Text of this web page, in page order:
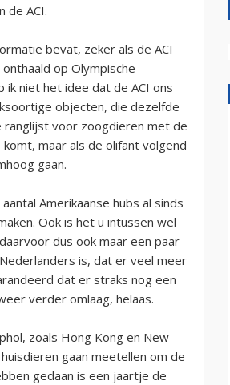
de ACI.
bevat, zeker als de ACI
op Olympische
ik niet het idee dat de ACI ons
objecten, die dezelfde
voor zoogdieren met de
maar als de olifant volgend
gaan.
Amerikaanse hubs al sinds
Ook is het u intussen wel
dus ook maar een paar
is, dat er veel meer
dat er straks nog een
verder omlaag, helaas.
zoals Hong Kong en New
gaan meetellen om de
gedaan is een jaartje de